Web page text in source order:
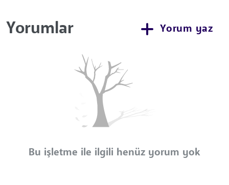
Yorumlar Yorum yaz
Bu işletme ile ilgili henüz yorum yok